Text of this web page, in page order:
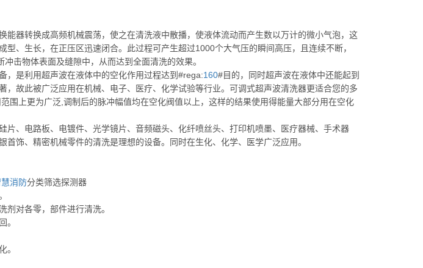
能器转换成高频机械震荡，使之在清洗液中散播，使液体流动而产生数以万计的微小气泡，这
型、生长，在正压区迅速闭合。此过程可产生超过1000个大气压的瞬间高压，且连续不断，
击物体表面及缝隙中，从而达到全面清洗的效果。
，是利用超声波在液体中的空化作用过程达到#rega:160#目的，同时超声波在液体中还能起到
，故此被广泛应用在机械、电子、医疗、化学试验等行业。可调式超声波清洗器更适合您的多
围上更为广泛,调制后的脉冲幅值均在空化阀值以上，这样的结果使用得能量大部分用在空化
片、电路板、电镀件、光学镜片、音频磁头、化纤喷丝头、打印机喷墨、医疗器械、手术器
首饰、精密机械零件的清洗是理想的设备。同时在生化、化学、医学广泛应用。
消防分类筛选探测器
剂对各零，部件进行清洗。
。
。